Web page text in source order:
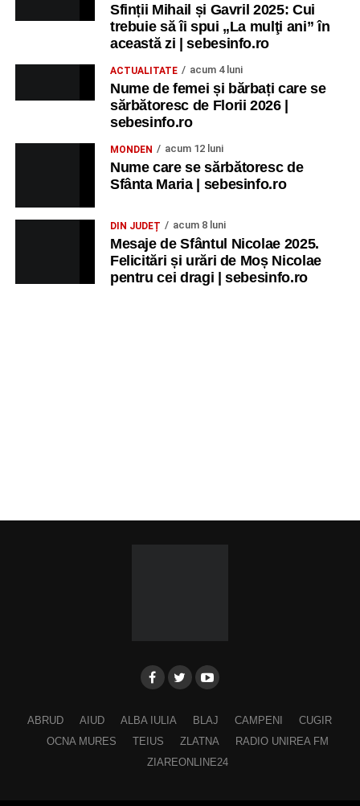
Sfinții Mihail și Gavril 2025: Cui
trebuie să îi spui „La mulţi ani” în
această zi | sebesinfo.ro
ACTUALITATE acum 4 luni
Nume de femei și bărbați care se
sărbătoresc de Florii 2026 |
sebesinfo.ro
MONDEN acum 12 luni
Nume care se sărbătoresc de
Sfânta Maria | sebesinfo.ro
DIN JUDEȚ acum 8 luni
Mesaje de Sfântul Nicolae 2025.
Felicitări și urări de Moș Nicolae
pentru cei dragi | sebesinfo.ro
ABRUD AIUD ALBA IULIA BLAJ CAMPENI
CUGIR
OCNA MURES
TEIUS ZLATNA
RADIO UNIREA FM
ZIAREONLINE24